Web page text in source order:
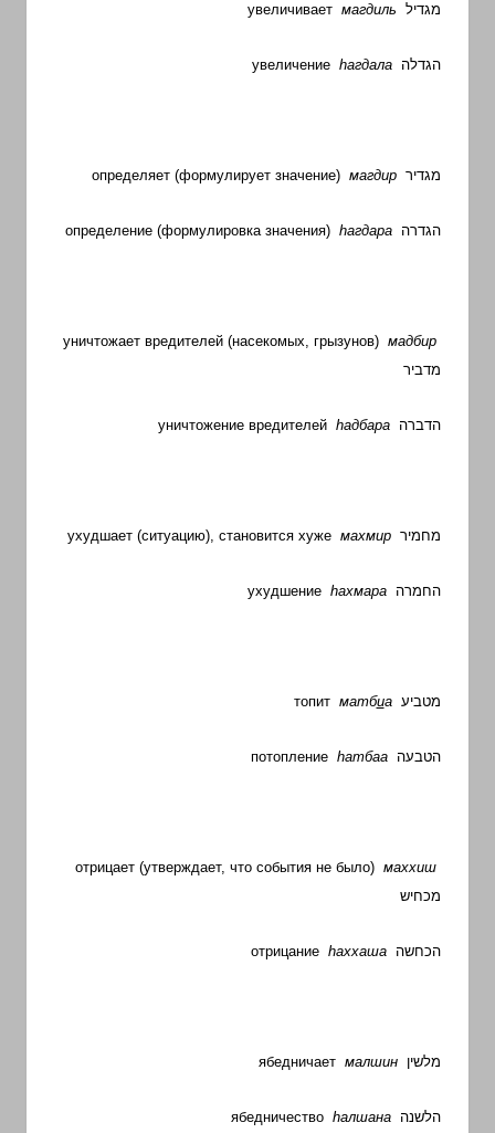
увеличивает магдиль מגדיל
увеличение hагдала הגדלה
определяет (формулирует значение) магдир מגדיר
определение (формулировка значения) hагдара הגדרה
уничтожает вредителей (насекомых, грызунов) мадбир
מדביר
уничтожение вредителей hадбара הדברה
ухудшает (ситуацию), становится хуже махмир מחמיר
ухудшение hахмара החמרה
топит матбиа מטביע
потопление hатбаа הטבעה
отрицает (утверждает, что события не было) маххиш
מכחיש
отрицание hаххаша הכחשה
ябедничает малшин מלשין
ябедничество hалшана הלשנה